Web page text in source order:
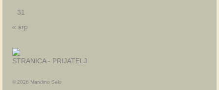
31
« srp
STRANICA - PRIJATELJ
© 2026 Mandino Selo